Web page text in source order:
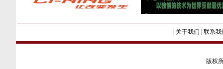
关于我们 联系我
版权所